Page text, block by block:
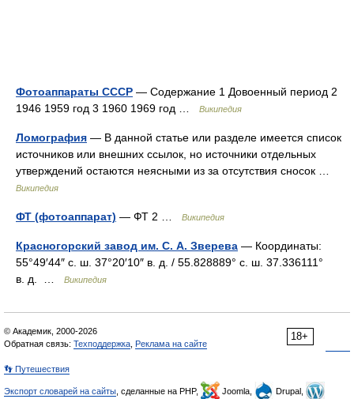
Фотоаппараты СССР — Содержание 1 Довоенный период 2
1946 1959 год 3 1960 1969 год …
Википедия
Ломография — В данной статье или разделе имеется список
источников или внешних ссылок, но источники отдельных
утверждений остаются неясными из за отсутствия сносок …
Википедия
ФТ (фотоаппарат) — ФТ 2 … Википедия
Красногорский завод им. С. А. Зверева — Координаты:
55°49′44″ с. ш. 37°20′10″ в. д. / 55.828889° с. ш. 37.336111°
в. д. …
Википедия
18+
© Академик, 2000-2026
Обратная связь: Техподдержка Реклама на сайте
👣 Путешествия
Экспорт словарей на сайты , сделанные на PHP, Joomla,
Drupal,